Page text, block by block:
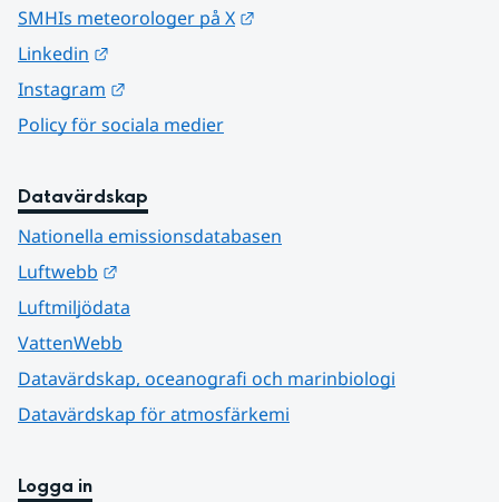
SMHIs meteorologer på X
Linkedin
Instagram
Policy för sociala medier
Datavärdskap
Nationella emissionsdatabasen
Luftwebb
Luftmiljödata
VattenWebb
Datavärdskap, oceanografi och marinbiologi
Datavärdskap för atmosfärkemi
Logga in